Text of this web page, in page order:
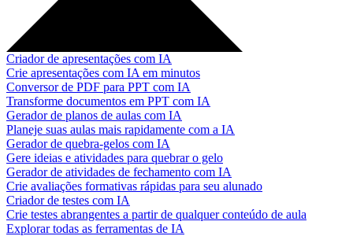
Criador de apresentações com IA
Crie apresentações com IA em minutos
Conversor de PDF para PPT com IA
Transforme documentos em PPT com IA
Gerador de planos de aulas com IA
Planeje suas aulas mais rapidamente com a IA
Gerador de quebra-gelos com IA
Gere ideias e atividades para quebrar o gelo
Gerador de atividades de fechamento com IA
Crie avaliações formativas rápidas para seu alunado
Criador de testes com IA
Crie testes abrangentes a partir de qualquer conteúdo de aula
Explorar todas as ferramentas de IA